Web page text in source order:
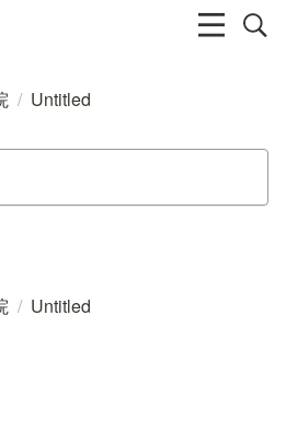
/ Untitled
/ Untitled